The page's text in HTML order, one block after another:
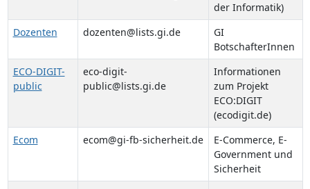
der Informatik)
Dozenten
dozenten@lists.gi.de
GI
BotschafterInnen
ECO-DIGIT-
public
eco-digit-
public@lists.gi.de
Informationen
zum Projekt
ECO:DIGIT
(ecodigit.de)
Ecom
ecom@gi-fb-sicherheit.de
E-Commerce, E-
Government und
Sicherheit